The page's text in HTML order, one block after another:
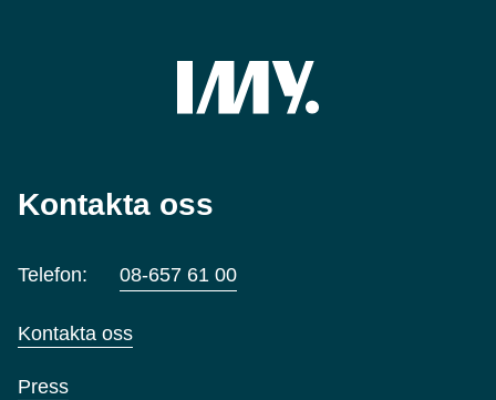
Kontakta oss
Telefon: 08-657 61 00
Kontakta oss
Press